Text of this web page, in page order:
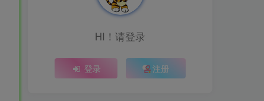
HI！请登录
登录 注册